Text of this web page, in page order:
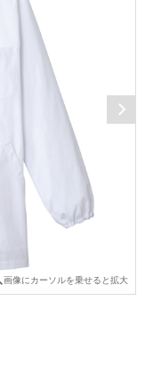
画像にカーソルを乗せると拡大